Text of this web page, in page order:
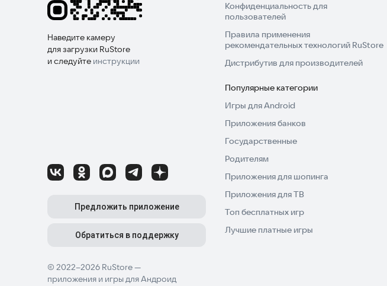
Наведите камеру
для загрузки RuStore
и следуйте инструкции
© 2022–2026 RuStore —
приложения и игры для Андроид
Предложить приложение
Обратиться в поддержку
Конфиденциальность для
пользователей
Правила применения
рекомендательных технологий RuStore
Дистрибутив для производителей
Популярные категории
Игры для Android
Приложения банков
Государственные
Родителям
Приложения для шопинга
Приложения для ТВ
Топ бесплатных игр
Лучшие платные игры